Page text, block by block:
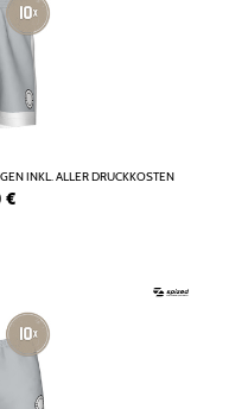
INKL. ALLER DRUCKKOSTEN
€